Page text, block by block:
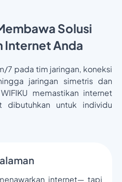
Solusi
Internet Anda
7 pada tim jaringan, koneksi
jaringan simetris dan
memastikan internet
dibutuhkan untuk individu
internet— tapi